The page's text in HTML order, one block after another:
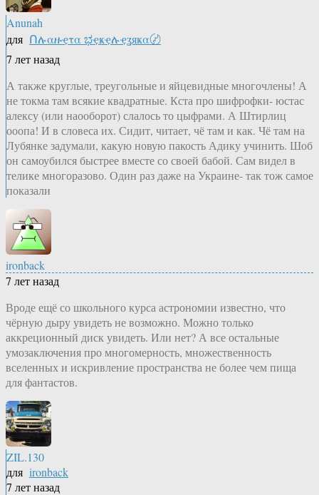
Anunah
для Ոሉαዙҿτα ಭҿҝҿሉҿʓяҝα〄
7 лет назад
А также круглые, треугольные и яйцевидные многочлены! А
не токма там всякие квадратные. Кста про шифрофки- юстас
алексу (или наооборот) слалось то цыфрами. А Штирлиц
ооопа! И в словеса их. Сидит, читает, чё там и как. Чё там на
Лубянке задумали, какую новую пакость Адику учинить. Шоб
он самоубился быстрее вместе со своей бабой. Сам видел в
телике многоразово. Один раз даже на Украине- так тож самое
показали
ironback
7 лет назад
Вроде ещё со школьного курса астрономии известно, что
чёрную дыру увидеть не возможно. Можно только
аккреционный диск увидеть. Или нет? А все остальные
умозаключения про многомерность, множественность
вселенных и искривление пространства не более чем пища
для фантастов.
ZIL.130
для ironback
7 лет назад